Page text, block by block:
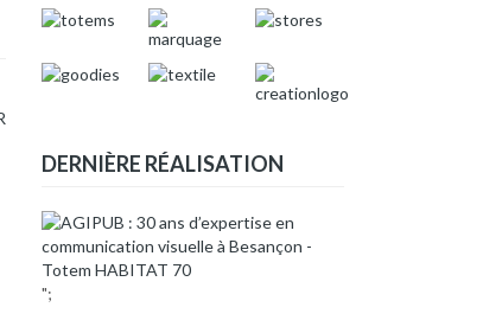
DERNIÈRE RÉALISATION
";